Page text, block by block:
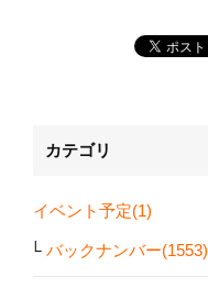
カテゴリ
イベント予定(1)
バックナンバー(1553)